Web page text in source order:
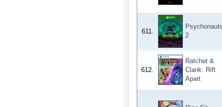
611.
2
612.
Ratchet &
Clank: Rift
Apart